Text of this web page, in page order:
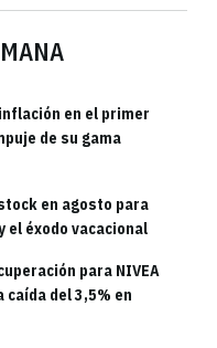
en el primer
de su gama
en agosto para
el éxodo vacacional
para NIVEA
del 3,5% en